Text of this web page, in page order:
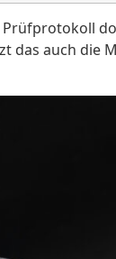
das auch die